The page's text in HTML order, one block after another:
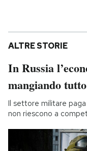
ALTRE STORIE
In Russia
mangiando tutto
Il settore militare
non riescono a